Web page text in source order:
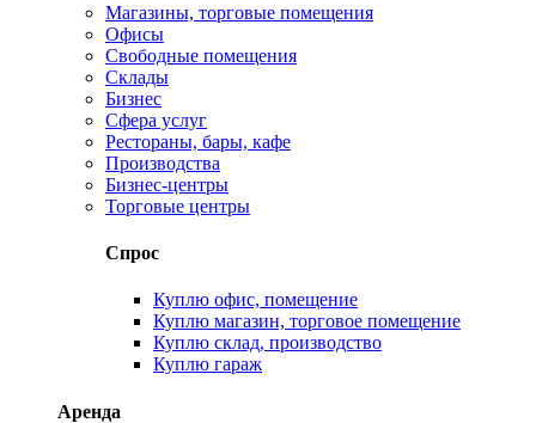
Магазины, торговые помещения
Офисы
Свободные помещения
Склады
Бизнес
Сфера услуг
Рестораны, бары, кафе
Производства
Бизнес-центры
Торговые центры
Спрос
Куплю офис, помещение
Куплю магазин, торговое помещение
Куплю склад, производство
Куплю гараж
Аренда